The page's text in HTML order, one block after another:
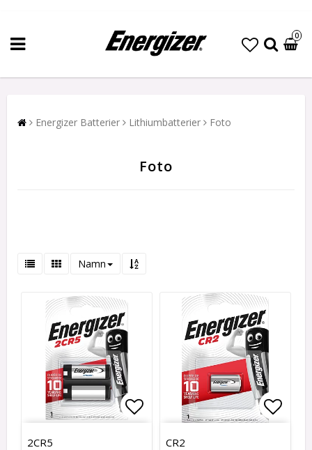
0
Energizer Batterier Lithiumbatterier Foto
Foto
Namn
Lägg till i favoritlistan
2CR5
CR2